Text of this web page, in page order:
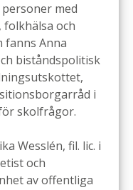
med
och
fanns Anna
biståndspolitisk
i
skolfrågor.
Wesslén, fil. lic. i
och
av offentliga